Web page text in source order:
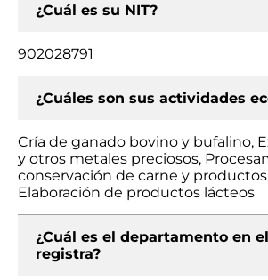
¿Cuál es su NIT?
902028791
¿Cuáles son sus actividades
Cría de ganado bovino y bufalino,
y otros metales preciosos,
conservación de carne y
Elaboración de productos lácteos
¿Cuál es el departamento en
registra?